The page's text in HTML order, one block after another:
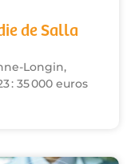
de Salla
Longin,
: 35 000 euros